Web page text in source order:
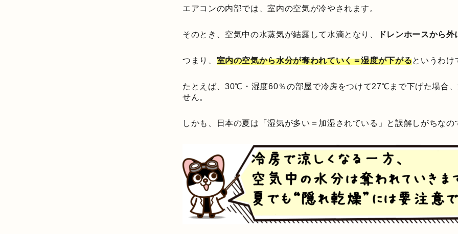
エアコンの内部では、室内の空気が冷やされます。
そのとき、空気中の水蒸気が結露して水滴となり、 ドレンホースから
つまり、 室内の空気から水分が奪われていく＝湿度が下がるというわけ
たとえば、30℃・湿度60％の部屋で冷房をつけて27℃まで下げた場合
せん。
しかも、日本の夏は「湿気が多い＝加湿されている」と誤解しがちな